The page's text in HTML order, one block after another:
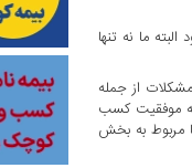
می‌ شود البته ما نه تنها
از جمله
موفقیت کسب
مربوط به بخش